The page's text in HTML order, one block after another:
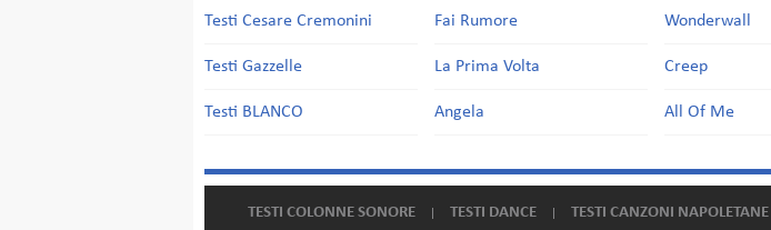
Testi Cesare Cremonini
Testi Gazzelle
Testi BLANCO
Fai Rumore
La Prima Volta
Angela
Wonderwall
Creep
All Of Me
TESTI COLONNE SONORE TESTI DANCE TESTI CANZONI NAPOLETANE